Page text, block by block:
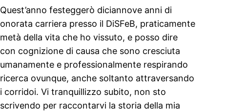
Quest’anno festeggerò diciannove anni di
onorata carriera presso il DiSFeB, praticamente
metà della vita che ho vissuto, e posso dire
con cognizione di causa che sono cresciuta
umanamente e professionalmente respirando
ricerca ovunque, anche soltanto attraversando
i corridoi. Vi tranquillizzo subito, non sto
scrivendo per raccontarvi la storia della mia